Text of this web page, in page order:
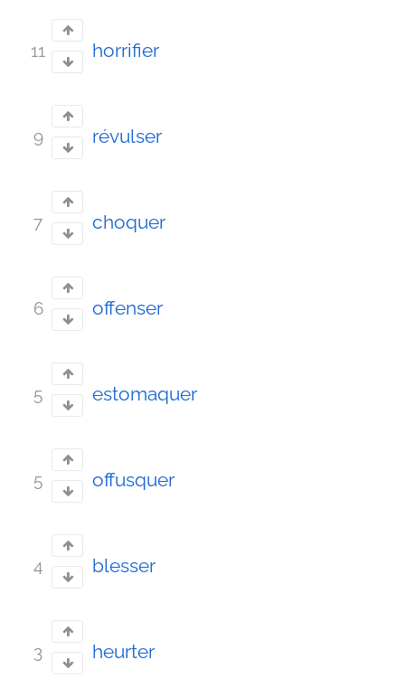
11 horrifier
9 révulser
7 choquer
6 offenser
5 estomaquer
5 offusquer
4 blesser
3 heurter